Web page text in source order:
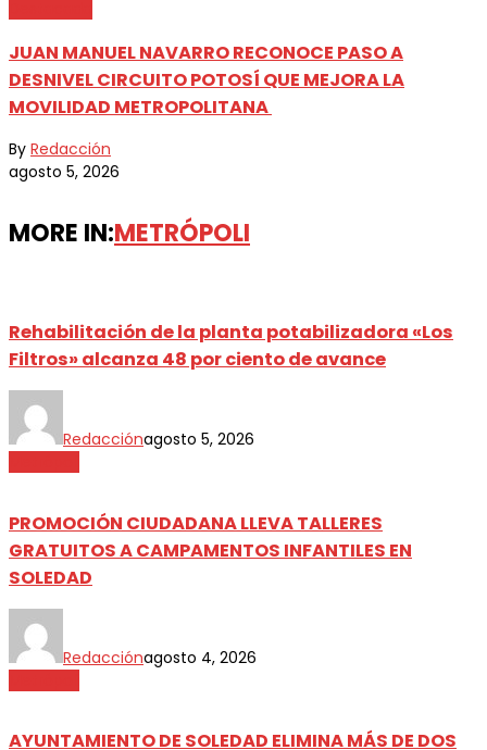
JUAN MANUEL NAVARRO RECONOCE PASO A
DESNIVEL CIRCUITO POTOSÍ QUE MEJORA LA
MOVILIDAD METROPOLITANA
By Redacción
agosto 5, 2026
MORE IN:METRÓPOLI
Rehabilitación de la planta potabilizadora «Los
Filtros» alcanza 48 por ciento de avance
Redacciónagosto 5, 2026
PROMOCIÓN CIUDADANA LLEVA TALLERES
GRATUITOS A CAMPAMENTOS INFANTILES EN
SOLEDAD
Redacciónagosto 4, 2026
AYUNTAMIENTO DE SOLEDAD ELIMINA MÁS DE DOS